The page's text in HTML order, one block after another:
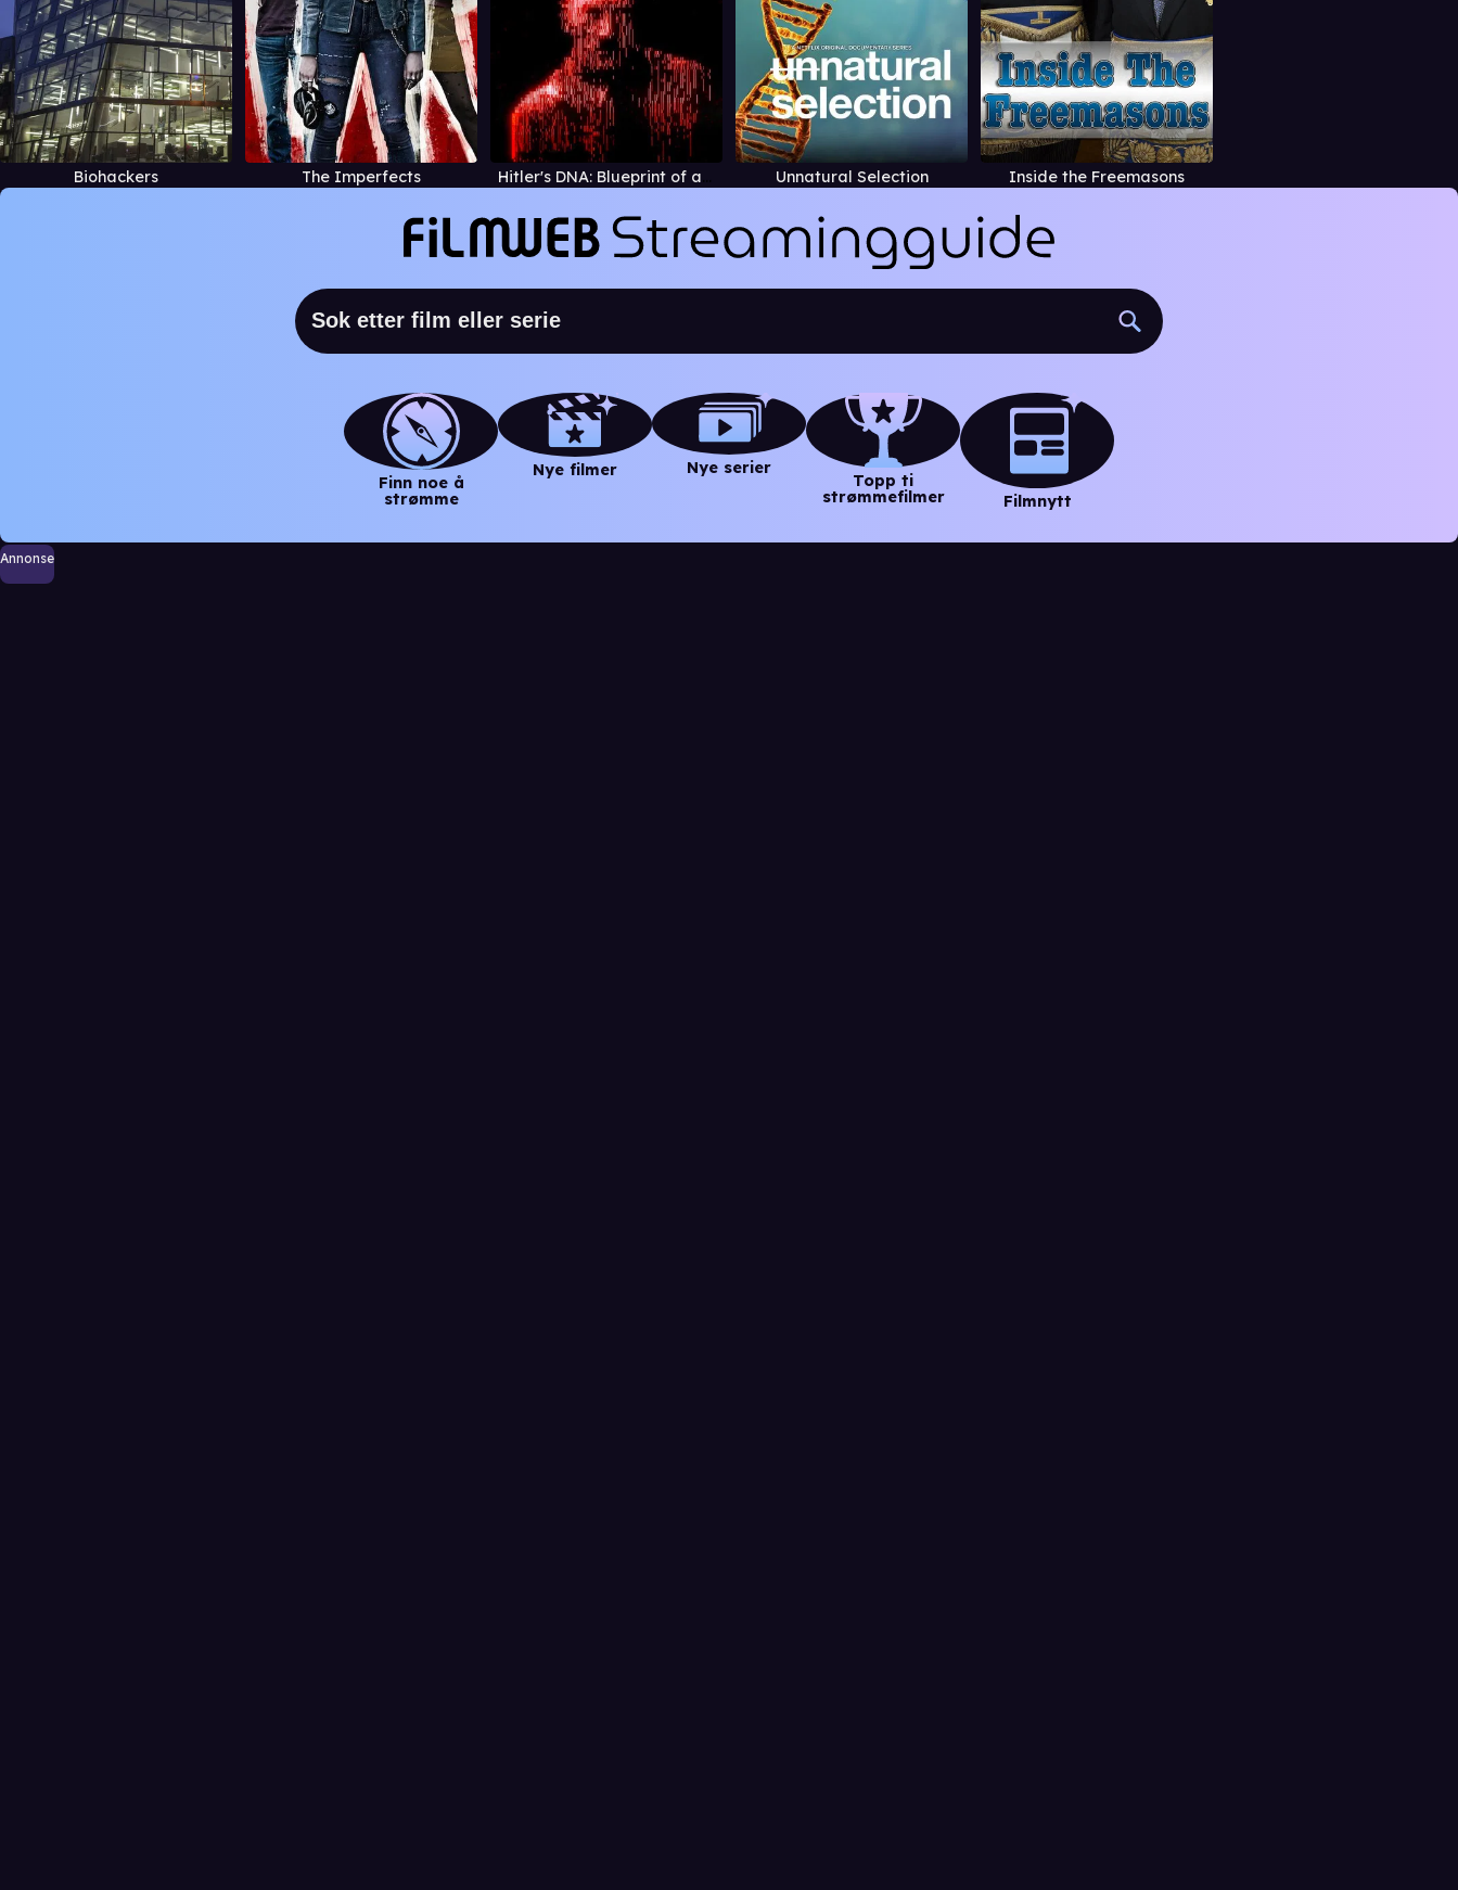
Biohackers The Imperfects Hitler's DNA: Blueprint of a Dictator Unnatural Selection Inside the Freemasons
Finn noe å
strømme
Nye filmer Nye serier
Topp ti
strømmefilmer
Filmnytt
Annonse